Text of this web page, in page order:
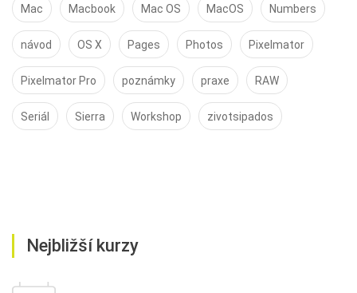
Mac Macbook Mac OS MacOS Numbers
návod OS X Pages Photos Pixelmator
Pixelmator Pro poznámky praxe RAW
Seriál Sierra Workshop zivotsipados
Nejbližší kurzy